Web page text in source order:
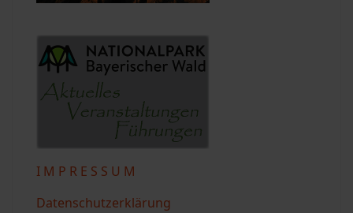
I M P R E S S U M
Datenschutzerklärung